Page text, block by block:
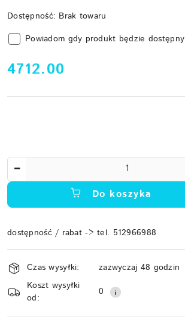
Dostępność: Brak towaru
Powiadom gdy produkt będzie dostępny
cena:
4712.00
Do koszyka
dostępność / rabat -> tel. 512966988
Wyślij
Dostępność
i
dostawa
Czas wysyłki:
zazwyczaj 48 godzin
Koszt wysyłki
od:
0